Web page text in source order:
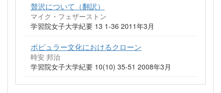
贅沢について（翻訳）
マイク・フェザーストン
学習院女子大学紀要 13 1-36 2011年3月
ポピュラー文化におけるクローン
時安 邦治
学習院女子大学紀要 10(10) 35-51 2008年3月